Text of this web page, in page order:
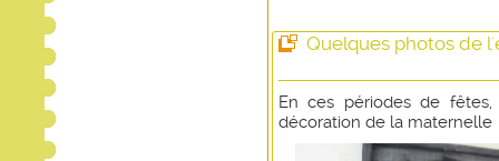
Quelques photos de
En ces périodes de
décoration de la maternelle